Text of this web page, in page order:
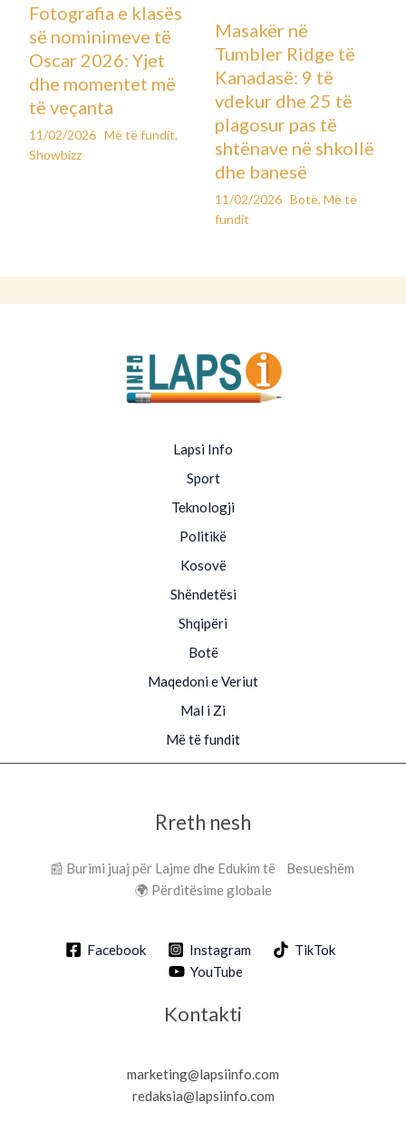
Fotografia e klasës
së nominimeve të
Oscar 2026: Yjet
dhe momentet më
të veçanta
11/02/2026 Më të fundit,
Showbizz
Masakër në
Tumbler Ridge të
Kanadasë: 9 të
vdekur dhe 25 të
plagosur pas të
shtënave në shkollë
dhe banesë
11/02/2026 Botë, Më të
fundit
Lapsi Info
Sport
Teknologji
Politikë
Kosovë
Shëndetësi
Shqipëri
Botë
Maqedoni e Veriut
Mal i Zi
Më të fundit
Rreth nesh
📰 Burimi juaj për Lajme dhe Edukim të Besueshëm
🌍 Përditësime globale
Facebook Instagram
TikTok
YouTube
Kontakti
marketing@lapsiinfo.com
redaksia@lapsiinfo.com